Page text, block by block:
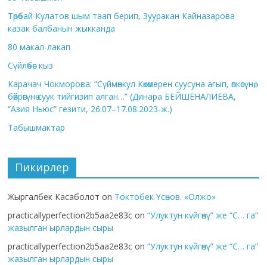
Төрөбай Кулатов шым таап берип, Зууракан Кайназарова
казак балбанын жыкканда
80 макал-лакап
Сүйлөбөс кыз
Карачач Чокморова: “Сүймөнкул Көкөмерен суусуна агып, өпкөсүнө,
бөйрөгүнө суук тийгизип алган…” (Динара БЕЙШЕНАЛИЕВА,
“Азия Ньюс” гезити, 26.07–17.08.2023-ж.)
Табышмактар
Пикирлер
Жыргалбек Касаболот on Токтобек Үсөнов. «Олжо»
practicallyperfection2b5aa2e83c on“Улуктун күйгөнү” же “С… га”
жазылган ырлардын сыры
practicallyperfection2b5aa2e83c on“Улуктун күйгөнү” же “С… га”
жазылган ырлардын сыры